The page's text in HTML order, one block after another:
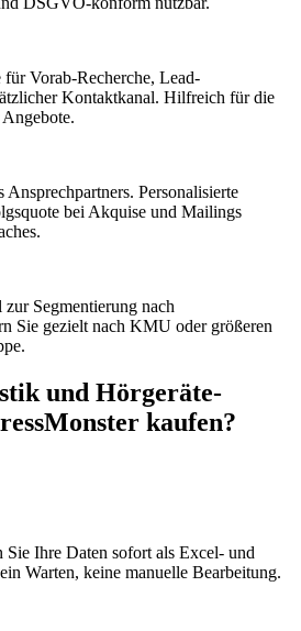
Vorab-Recherche, Lead-
Kontaktkanal. Hilfreich für die
Personalisierte
bei Akquise und Mailings
Segmentierung nach
Sie gezielt nach KMU oder größeren
und Hörgeräte-
kaufen?
Sie Ihre Daten sofort als Excel- und
Warten, keine manuelle Bearbeitung.